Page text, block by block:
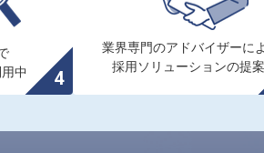
中
業界専門のアドバイザーに
採用ソリューションの提案